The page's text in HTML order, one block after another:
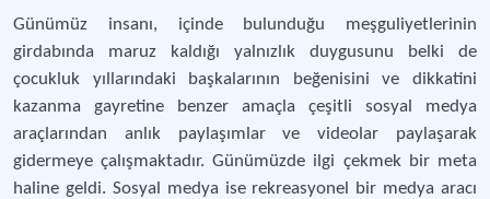
Günümüz insanı, içinde bulunduğu meşguliyetlerinin
girdabında maruz kaldığı yalnızlık duygusunu belki de
çocukluk yıllarındaki başkalarının beğenisini ve dikkatini
kazanma gayretine benzer amaçla çeşitli sosyal medya
araçlarından anlık paylaşımlar ve videolar paylaşarak
gidermeye çalışmaktadır. Günümüzde ilgi çekmek bir meta
haline geldi. Sosyal medya ise rekreasyonel bir medya aracı